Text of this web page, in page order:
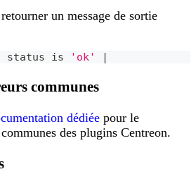
un message de sortie
status is 'ok' |
communes
dédiée pour le
des plugins Centreon.